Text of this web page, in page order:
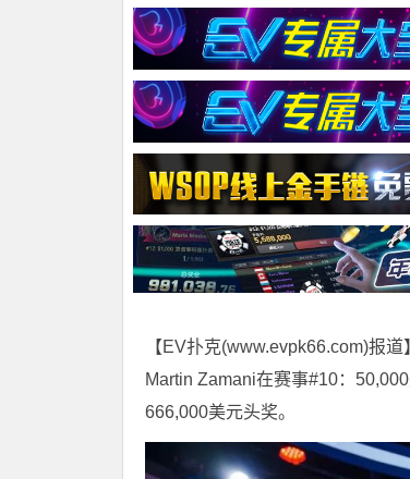
【EV扑克(www.evpk66.com)报道
Martin Zamani在赛事#10：
666,000美元头奖。